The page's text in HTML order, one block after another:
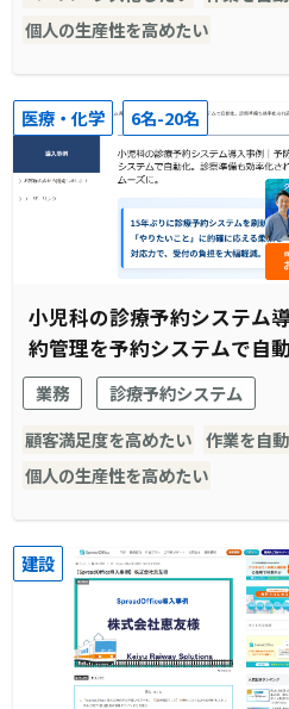
個人の生産性を高めたい
医療・化学 6名-20名
小児科の診療予約システム
約管理を予約システムで自
され窓口受付業務全体がスム
業務
診療予約システム
顧客満足度を高めたい 作業を自
個人の生産性を高めたい
建設